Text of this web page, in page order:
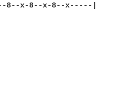
x-8--x-8--x-----|